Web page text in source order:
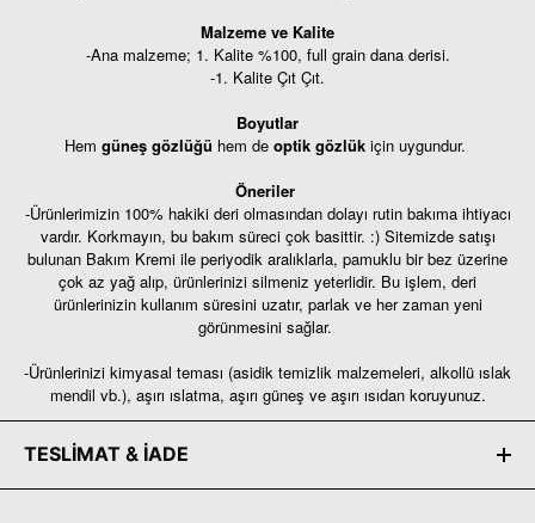
Malzeme ve Kalite
-Ana malzeme; 1. Kalite %100, full grain dana derisi.
-1. Kalite Çıt Çıt.
Boyutlar
Hem güneş gözlüğü hem de optik gözlük için uygundur.
Öneriler
-Ürünlerimizin 100% hakiki deri olmasından dolayı rutin bakıma ihtiyacı
vardır. Korkmayın, bu bakım süreci çok basittir. :) Sitemizde satışı
bulunan Bakım Kremi ile periyodik aralıklarla, pamuklu bir bez üzerine
çok az yağ alıp, ürünlerinizi silmeniz yeterlidir. Bu işlem, deri
ürünlerinizin kullanım süresini uzatır, parlak ve her zaman yeni
görünmesini sağlar.
-Ürünlerinizi kimyasal teması (asidik temizlik malzemeleri, alkollü ıslak
mendil vb.), aşırı ıslatma, aşırı güneş ve aşırı ısıdan koruyunuz.
TESLİMAT & İADE